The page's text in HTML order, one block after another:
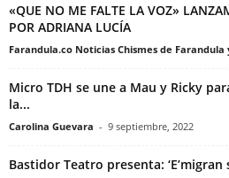
«QUE NO ME FALTE LA VOZ»
POR ADRIANA LUCÍA
Farandula.co Noticias Chismes de Farandula
Micro TDH se une a Mau y Ricky
la...
Carolina Guevara - 9 septiembre, 2022
Bastidor Teatro presenta: ‘E’migran